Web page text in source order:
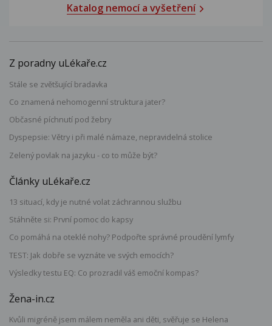
Katalog nemocí a vyšetření
Z poradny uLékaře.cz
Stále se zvětšující bradavka
Co znamená nehomogenní struktura jater?
Občasné píchnutí pod žebry
Dyspepsie: Větry i při malé námaze, nepravidelná stolice
Zelený povlak na jazyku - co to může být?
Články uLékaře.cz
13 situací, kdy je nutné volat záchrannou službu
Stáhněte si: První pomoc do kapsy
Co pomáhá na oteklé nohy? Podpořte správné proudění lymfy
TEST: Jak dobře se vyznáte ve svých emocích?
Výsledky testu EQ: Co prozradil váš emoční kompas?
Žena-in.cz
Kvůli migréně jsem málem neměla ani děti, svěřuje se Helena